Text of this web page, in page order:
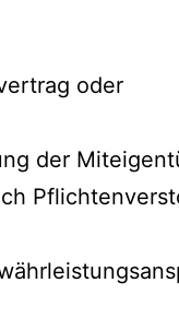
oder
der